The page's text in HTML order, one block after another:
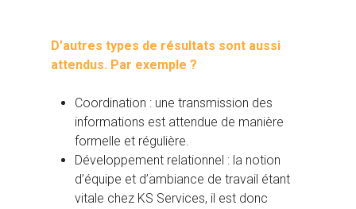
D’autres types de résultats sont aussi
attendus. Par exemple ?
Coordination : une transmission des
informations est attendue de manière
formelle et régulière.
Développement relationnel : la notion
d’équipe et d’ambiance de travail étant
vitale chez KS Services, il est donc